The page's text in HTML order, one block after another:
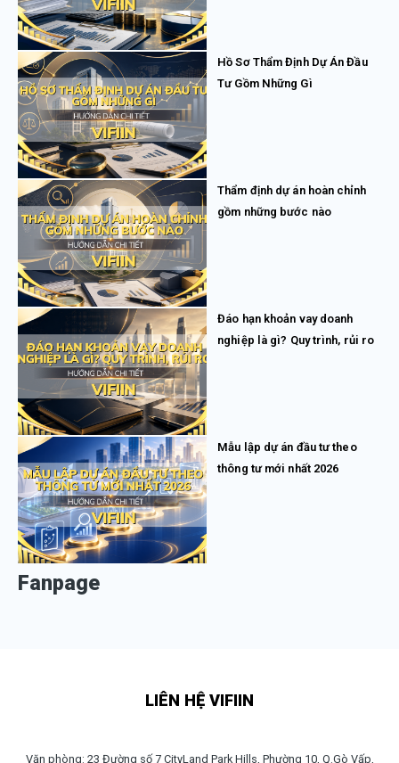
Hồ Sơ Thẩm Định Dự Án Đầu
Tư Gồm Những Gì
Thẩm định dự án hoàn chỉnh
gồm những bước nào
Đáo hạn khoản vay doanh
nghiệp là gì? Quy trình, rủi ro
Mẫu lập dự án đầu tư theo
thông tư mới nhất 2026
Fanpage
LIÊN HỆ VIFIIN
Văn phòng: 23 Đường số 7 CityLand Park Hills, Phường 10, Q.Gò Vấp,